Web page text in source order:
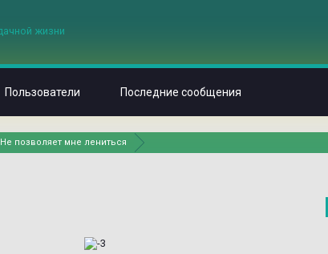
Не позволяет мне лениться
Пользователи Последние сообщения